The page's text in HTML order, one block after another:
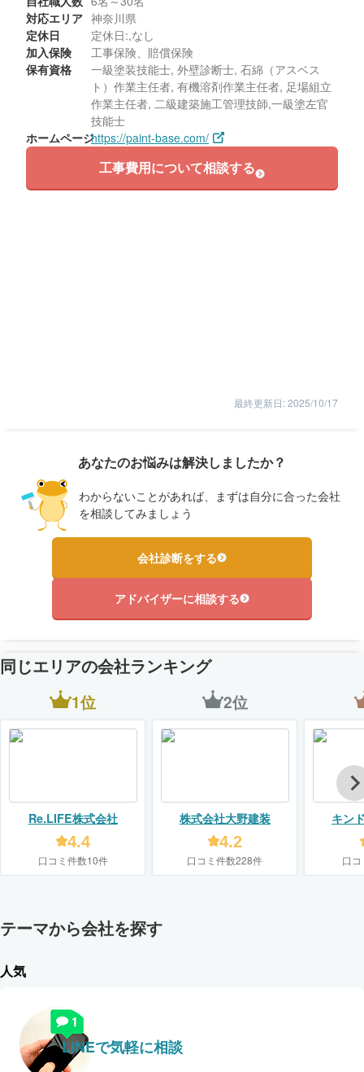
対応エリア 神奈川県
定休日
定休日:,なし
加入保険
工事保険、賠償保険
保有資格
一級塗装技能士, 外壁診断士, 石綿（アスベス
ト）作業主任者, 有機溶剤作業主任者, 足場組立
作業主任者, 二級建築施工管理技師,一級塗左官
技能士
ホームページhttps://paint-base.com/
工事費用について相談する
最終更新日: 2025/10/17
あなたのお悩みは解決しましたか？
わからないことがあれば、まずは自分に合った会社
を相談してみましょう
会社診断をする
アドバイザーに相談する
同じエリアの会社ランキング
1位
Re.LIFE株式会社
4.4
口コミ件数10件
2位
株式会社大野建装
4.2
口コミ件数228件
キン
【
口
テーマから会社を探す
人気
LINEで気軽に相談